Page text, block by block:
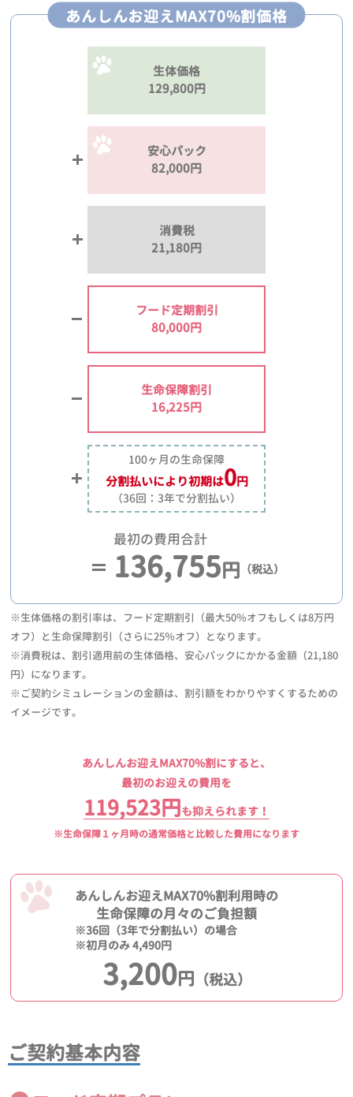
あんしんお迎えMAX70%割価格
生体価格
129,800円
安心パック
82,000円
消費税
21,180円
フード定期割引
80,000円
生命保障割引
16,225円
100ヶ月の生命保障
分割払いにより初期は0円
（36回：3年で分割払い）
最初の費用合計
136,755円 （税込）
※生体価格の割引率は、フード定期割引（最大50％オフもしくは8万円
オフ）と生命保障割引（さらに25％オフ）となります。
※消費税は、割引適用前の生体価格、安心パックにかかる金額（21,180
円）になります。
※ご契約シミュレーションの金額は、割引額をわかりやすくするための
イメージです。
あんしんお迎えMAX70%割にすると、
最初のお迎えの費用を
119,523円も抑えられます！
※生命保障１ヶ月時の通常価格と比較した費用になります
あんしんお迎えMAX70%割利用時の
生命保障の月々のご負担額
※36回（3年で分割払い）の場合
※初月のみ 4,490円
3,200円 （税込）
ご契約基本内容